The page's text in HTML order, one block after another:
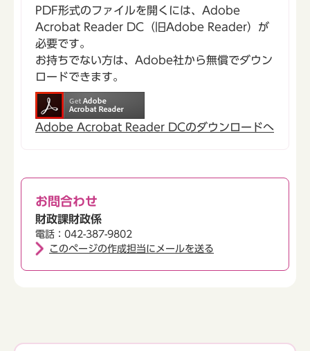
PDF形式のファイルを開くには、Adobe
Acrobat Reader DC（旧Adobe Reader）が
必要です。
お持ちでない方は、Adobe社から無償でダウン
ロードできます。
Adobe Acrobat Reader DCのダウンロードへ
お問合わせ
財政課財政係
電話：042-387-9802
このページの作成担当にメールを送る